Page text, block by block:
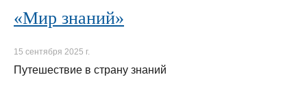
«Мир знаний»
15 сентября 2025 г.
Путешествие в страну знаний